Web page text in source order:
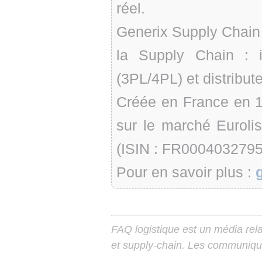
réel.
Generix Supply
la Supply Chain :
(3PL/4PL) et
Créée en France en
sur le marché
(ISIN :
Pour en savoir plus :
FAQ logistique est un média
et supply-chain. Les